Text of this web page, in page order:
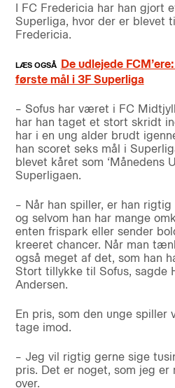
I FC Fredericia har han gjort
Superliga, hvor der er blevet
Fredericia.
De udlejede
første mål i 3F Superliga
– Sofus har været i FC
har han taget et stort skridt
har i en ung alder brudt
han scoret seks mål i
blevet kåret som ‘Månedens
Superligaen.
– Når han spiller, er han
og selvom han har mange
enten frispark eller sender
kreeret chancer. Når man
også meget af det, som han
Stort tillykke til Sofus, sagde
Andersen.
En pris, som den unge spiller
tage imod.
– Jeg vil rigtig gerne sige
pris. Det er noget, som jeg
over.